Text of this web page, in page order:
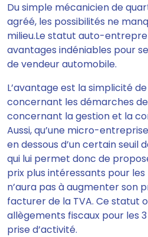
Du simple mécanicien de
agréé, les possibilités ne
milieu.Le statut auto-
avantages indéniables pour
de vendeur automobile.
L’avantage est la simplicité
concernant les démarches
concernant la gestion et la
Aussi, qu’une micro-
en dessous d’un certain seuil
qui lui permet donc de
prix plus intéressants pour les
n’aura pas à augmenter son
facturer de la TVA. Ce statut
allègements fiscaux pour les
prise d’activité.